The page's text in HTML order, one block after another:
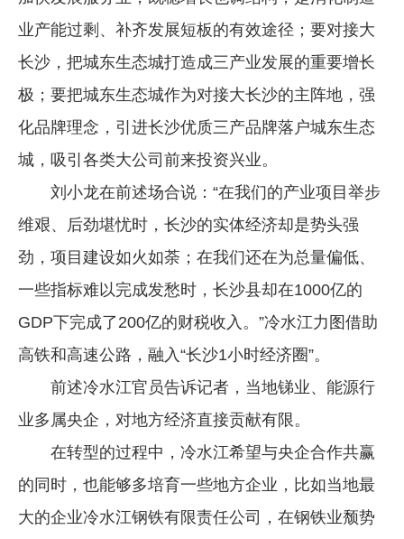
业产能过剩、补齐发展短板的有效途径；要对接大
长沙，把城东生态城打造成三产业发展的重要增长
极；要把城东生态城作为对接大长沙的主阵地，强
化品牌理念，引进长沙优质三产品牌落户城东生态
城，吸引各类大公司前来投资兴业。
刘小龙在前述场合说：“在我们的产业项目举步
维艰、后劲堪忧时，长沙的实体经济却是势头强
劲，项目建设如火如荼；在我们还在为总量偏低、
一些指标难以完成发愁时，长沙县却在1000亿的
GDP下完成了200亿的财税收入。”冷水江力图借助
高铁和高速公路，融入“长沙1小时经济圈”。
前述冷水江官员告诉记者，当地锑业、能源行
业多属央企，对地方经济直接贡献有限。
在转型的过程中，冷水江希望与央企合作共赢
的同时，也能够多培育一些地方企业，比如当地最
大的企业冷水江钢铁有限责任公司，在钢铁业颓势